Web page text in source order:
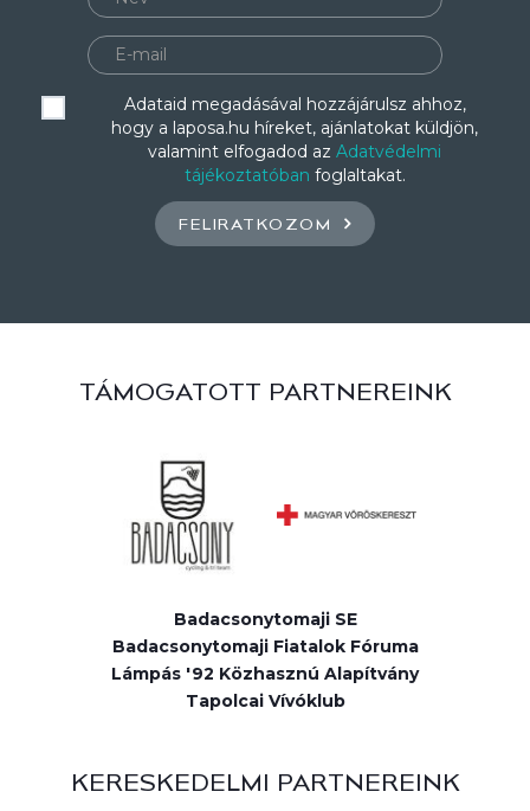
Adataid megadásával hozzájárulsz ahhoz,
hogy a laposa.hu híreket, ajánlatokat küldjön,
valamint elfogadod az Adatvédelmi
tájékoztatóban foglaltakat.
FELIRATKOZOM
TÁMOGATOTT PARTNEREINK
Badacsonytomaji SE
Badacsonytomaji Fiatalok Fóruma
Lámpás '92 Közhasznú Alapítvány
Tapolcai Vívóklub
KERESKEDELMI PARTNEREINK